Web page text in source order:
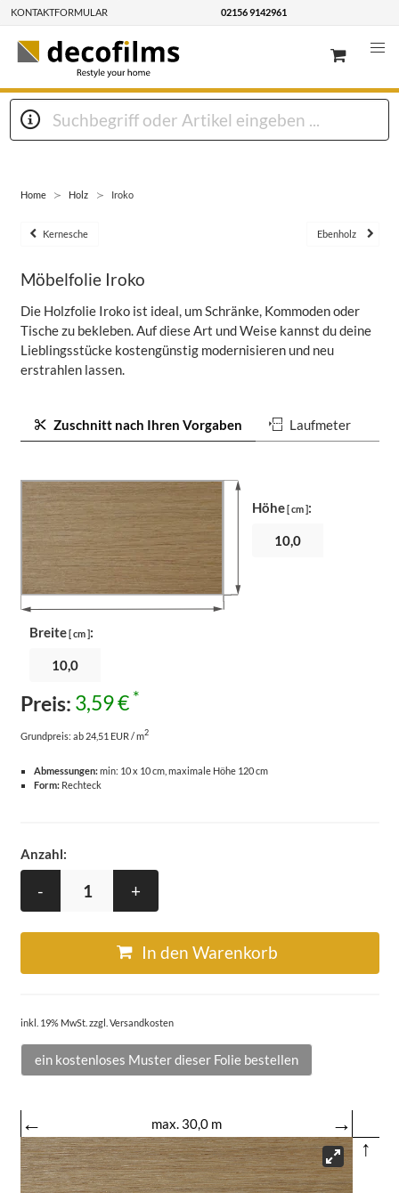
KONTAKTFORMULAR 02156 9142961
Home Holz Iroko
Kernesche Ebenholz
Möbelfolie Iroko
Die Holzfolie Iroko ist ideal, um Schränke, Kommoden oder
Tische zu bekleben. Auf diese Art und Weise kannst du deine
Lieblingsstücke kostengünstig modernisieren und neu
erstrahlen lassen.
Zuschnitt nach Ihren Vorgaben Laufmeter
Breite[ cm ]:
Höhe[ cm ]:
Preis: 3,59 € *
Grundpreis: ab 24,51 EUR / m2
Abmessungen:min: 10 x 10 cm, maximale Höhe 120 cm
Form:Rechteck
Anzahl:
- +
In den Warenkorb
inkl. 19% MwSt. zzgl. Versandkosten
ein kostenloses Muster dieser Folie bestellen
← max. 30,0 m
→
↑